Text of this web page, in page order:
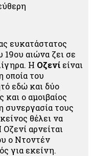
ευκατάστατος
19ου αιώνα ζει σε
Η Οζενί είναι
οποία του
εδώ και δύο
και ο αμοιβαίος
συνεργασία τους
θέλει να
αρνείται
ο Ντοντέν
για εκείνη.